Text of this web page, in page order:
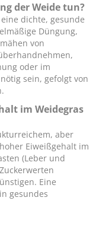
der Weide tun?
dichte, gesunde
Düngung,
von
oder im
sein, gefolgt von
im Weidegras
aber
Eiweißgehalt im
(Leber und
Eine
gesundes